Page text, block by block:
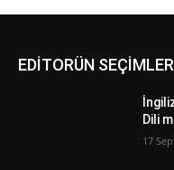
EDİTORÜN
Dili
17